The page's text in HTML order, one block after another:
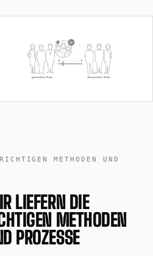
METHODEN UND
LIEFERN DIE
METHODEN
PROZESSE